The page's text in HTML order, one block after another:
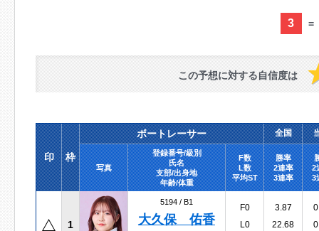
3 =
この予想に対する自信度は
印 枠
ボートレーサー 全国
写真
登録番号/級別
氏名
支部/出身地
年齢/体重
F数
L数
平均ST
勝率
2連率
3連率
2
3
1
5194 / B1
大久保 佑香
F0
L0
3.87
22.68